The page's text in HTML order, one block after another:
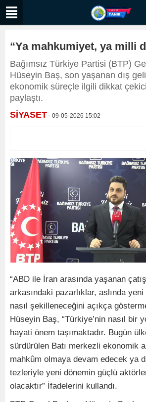
“Ya mahkumiyet, ya milli
Bağımsız Türkiye Partisi (BTP)
Hüseyin Baş, son yaşanan dış
ekonomik süreçle ilgili dikkat
paylaştı.
SİYASET - 09-05-2026 15:02
“ABD ile İran arasında yaşanan
arkasındaki pazarlıklar, aslında
nasıl şekilleneceğini açıkça
Hüseyin Baş, “Türkiye’nin nasıl bir
hayati önem taşımaktadır. Bugün
sürdürülen Batı merkezli ekonomik
mahkûm olmaya devam edecek ya
tezleriyle yeni dönemin güçlü
olacaktır” İfadelerini kullandı.